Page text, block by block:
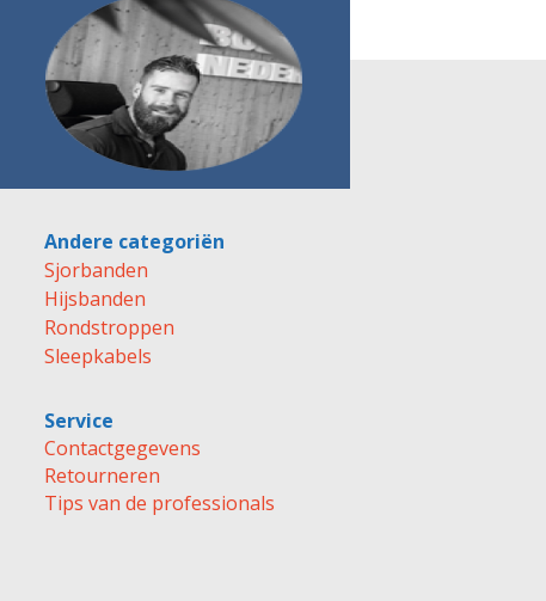
Andere categoriën
Sjorbanden
Hijsbanden
Rondstroppen
Sleepkabels
Service
Contactgegevens
Retourneren
Tips van de professionals